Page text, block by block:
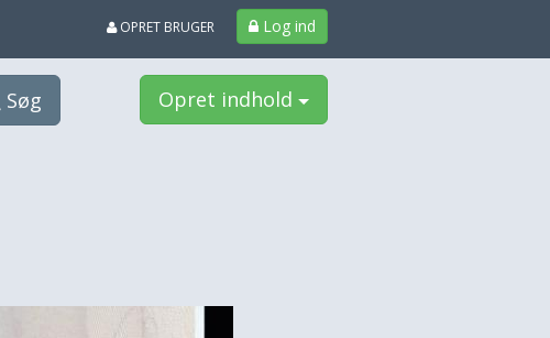
Log ind
OPRET BRUGER
Søg Opret indhold